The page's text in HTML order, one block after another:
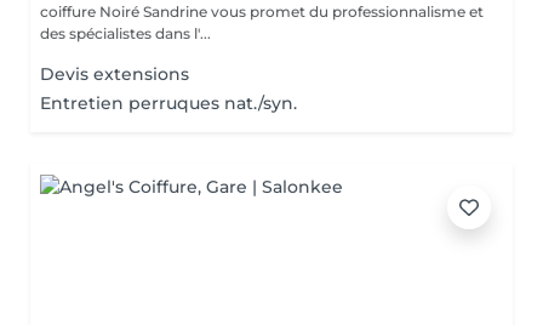
coiffure Noiré Sandrine vous promet du professionnalisme et
des spécialistes dans l'...
Devis extensions
Entretien perruques nat./syn.